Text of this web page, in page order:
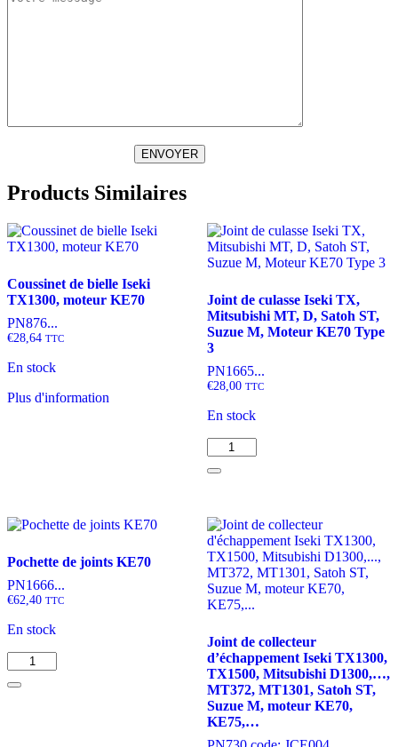
ENVOYER
Products Similaires
Coussinet de bielle Iseki
TX1300, moteur KE70
PN876...
€28,64 TTC
En stock
Plus d'information
être
sur
Joint de culasse Iseki TX,
Mitsubishi MT, D, Satoh ST,
Suzue M, Moteur KE70 Type
3
PN1665...
€28,00 TTC
En stock
quantité
de
Joint
Iseki
TX,
Mitsubishi
MT,
D,
Satoh
Suzue
M,
Moteur
KE70
Type
3
Pochette de joints KE70
PN1666...
€62,40 TTC
En stock
quantité
de
Pochette
Joint de collecteur
d’échappement Iseki TX1300,
TX1500, Mitsubishi D1300,…,
MT372, MT1301, Satoh ST,
Suzue M, moteur KE70,
KE75,…